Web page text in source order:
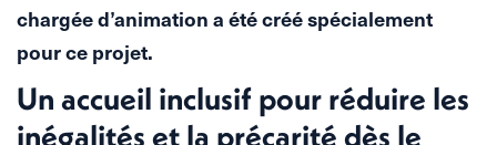
chargée d’animation a été créé spécialement
pour ce projet.
Un accueil inclusif pour réduire les
inégalités et la précarité dès le